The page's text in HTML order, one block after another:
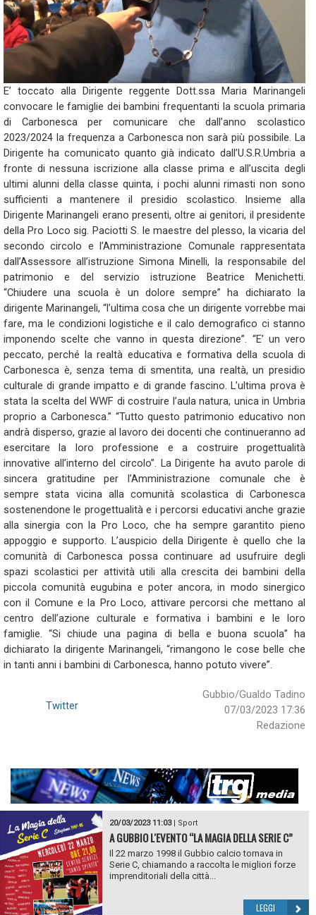
E’ toccato alla Dirigente reggente Dott.ssa Maria Marinangeli
convocare le famiglie dei bambini frequentanti la scuola primaria
di Carbonesca per comunicare che dall’anno scolastico
2023/2024 la frequenza a Carbonesca non sarà più possibile. La
Dirigente ha comunicato quanto già indicato dall’U.S.R.Umbria a
fronte di nessuna iscrizione alla classe prima e all’uscita degli
ultimi alunni della classe quinta, i pochi alunni rimasti non sono
sufficienti a mantenere il presidio scolastico. Insieme alla
Dirigente Marinangeli erano presenti, oltre ai genitori, il presidente
della Pro Loco sig. Paciotti S. le maestre del plesso, la vicaria del
secondo circolo e l’Amministrazione Comunale rappresentata
dall’Assessore all’istruzione Simona Minelli, la responsabile del
patrimonio e del servizio istruzione Beatrice Menichetti.
“Chiudere una scuola è un dolore sempre” ha dichiarato la
dirigente Marinangeli, “l’ultima cosa che un dirigente vorrebbe mai
fare, ma le condizioni logistiche e il calo demografico ci stanno
imponendo scelte che vanno in questa direzione”. “E’ un vero
peccato, perché la realtà educativa e formativa della scuola di
Carbonesca è, senza tema di smentita, una realtà, un presidio
culturale di grande impatto e di grande fascino. L’ultima prova è
stata la scelta del WWF di costruire l’aula natura, unica in Umbria
proprio a Carbonesca.” “Tutto questo patrimonio educativo non
andrà disperso, grazie al lavoro dei docenti che continueranno ad
esercitare la loro professione e a costruire progettualità
innovative all’interno del circolo”. La Dirigente ha avuto parole di
sincera gratitudine per l’Amministrazione comunale che è
sempre stata vicina alla comunità scolastica di Carbonesca
sostenendone le progettualità e i percorsi educativi anche grazie
alla sinergia con la Pro Loco, che ha sempre garantito pieno
appoggio e supporto. L’auspicio della Dirigente è quello che la
comunità di Carbonesca possa continuare ad usufruire degli
spazi scolastici per attività utili alla crescita dei bambini della
piccola comunità eugubina e poter ancora, in modo sinergico
con il Comune e la Pro Loco, attivare percorsi che mettano al
centro dell’azione culturale e formativa i bambini e le loro
famiglie. “Si chiude una pagina di bella e buona scuola” ha
dichiarato la dirigente Marinangeli, “rimangono le cose belle che
in tanti anni i bambini di Carbonesca, hanno potuto vivere”.
Gubbio/Gualdo Tadino
07/03/2023 17:36
Redazione
Twitter
20/03/2023 11:03| Sport
A GUBBIO L'EVENTO “LA MAGIA DELLA SERIE C”
Il 22 marzo 1998 il Gubbio calcio tornava in
Serie C, chiamando a raccolta le migliori forze
imprenditoriali della città...
LEGGI